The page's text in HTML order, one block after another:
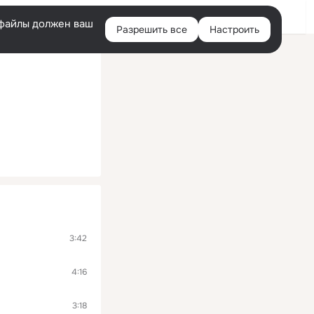
Войти
должен ваш
Разрешить все Настроить
3:42
4:16
3:18